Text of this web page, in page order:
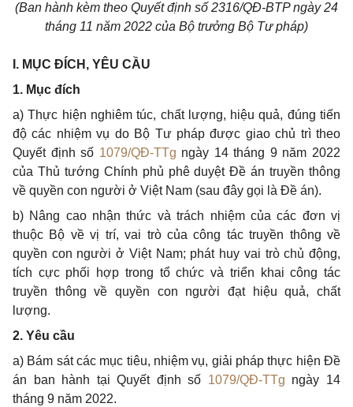
(Ban hành kèm theo Quyết định số 2316/QĐ-BTP ngày 24
tháng 11 năm 2022 của Bộ trưởng Bộ Tư pháp)
I. MỤC ĐÍCH, YÊU CẦU
1. Mục đích
a) Thực hiện nghiêm túc, chất lượng, hiệu quả, đúng tiến
độ các nhiệm vụ do Bộ Tư pháp được giao chủ trì theo
Quyết định số 1079/QĐ-TTg ngày 14 tháng 9 năm 2022
của Thủ tướng Chính phủ phê duyệt Đề án truyền thông
về quyền con người ở Việt Nam (sau đây gọi là Đề án).
b) Nâng cao nhận thức và trách nhiệm của các đơn vị
thuộc Bộ về vị trí, vai trò của công tác truyền thông về
quyền con người ở Việt Nam; phát huy vai trò chủ động,
tích cực phối hợp trong tổ chức và triển khai công tác
truyền thông về quyền con người đạt hiệu quả, chất
lượng.
2. Yêu cầu
a) Bám sát các mục tiêu, nhiệm vụ, giải pháp thực hiện Đề
án ban hành tại Quyết định số 1079/QĐ-TTg ngày 14
tháng 9 năm 2022.